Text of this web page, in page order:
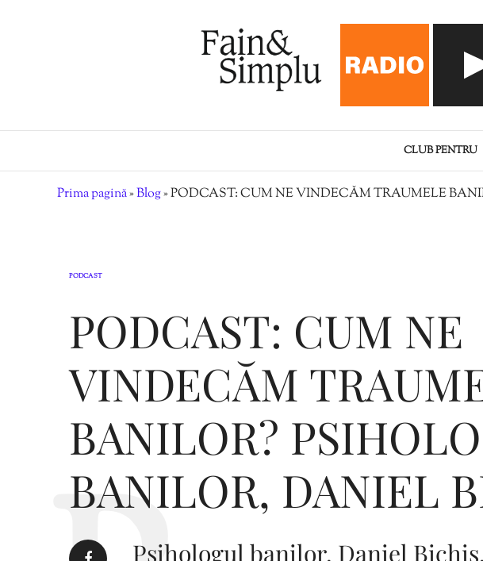
CLUB PENTRU
Prima pagină»Blog»PODCAST: CUM NE VINDECĂM TRAUMELE
PODCAST
PODCAST: CUM NE
VINDECĂM
BANILOR?
BANILOR, DANIEL
Psihologul banilor, Daniel